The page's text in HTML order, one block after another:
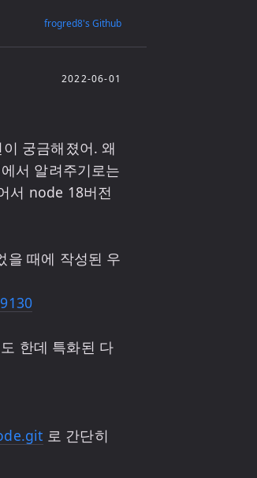
frogred8's Github
2022-06-01
궁금해졌어. 왜
서 알려주기로는
서 node 18버전
을 때에 작성된 우
한데 특화된 다
로 간단히